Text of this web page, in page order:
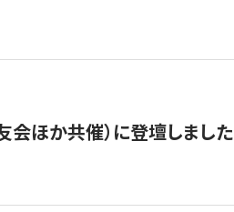
会ほか共催）に登壇しました